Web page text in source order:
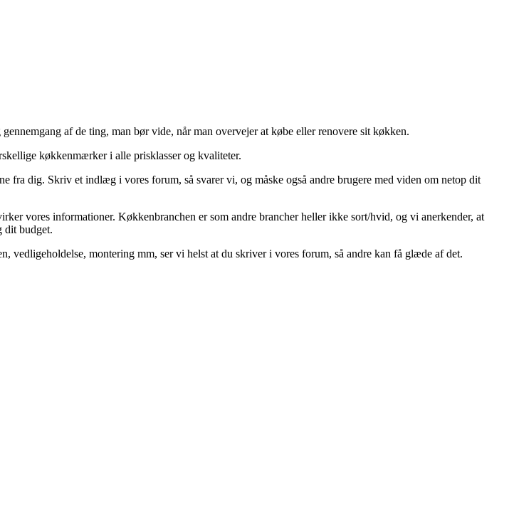
af de ting, man bør vide, når man overvejer at købe eller renovere sit køkken.
køkkenmærker i alle prisklasser og kvaliteter.
fra dig. Skriv et indlæg i vores forum, så svarer vi, og måske også andre brugere med viden om netop dit
vores informationer. Køkkenbranchen er som andre brancher heller ikke sort/hvid, og vi anerkender, at
dit budget.
vedligeholdelse, montering mm, ser vi helst at du skriver i vores forum, så andre kan få glæde af det.